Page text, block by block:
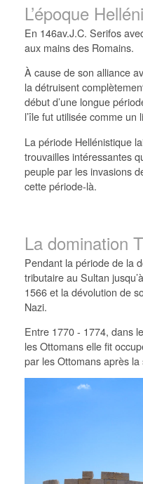
L’époque
En 146av.J.C. Serifos
aux mains des Romains.
À cause de son alliance
la détruisent
début d’une longue
l’île fut utilisée comme un
La période Hellénistique
trouvailles intéressantes
peuple par les invasions
cette période-là.
La domination
Pendant la période de la
tributaire au Sultan
1566 et la dévolution de
Nazi.
Entre 1770 - 1774, dans
les Ottomans elle fit
par les Ottomans après